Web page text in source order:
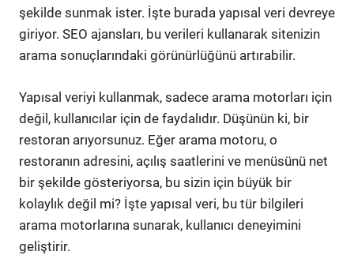
şekilde sunmak ister. İşte burada yapısal veri devreye
giriyor. SEO ajansları, bu verileri kullanarak sitenizin
arama sonuçlarındaki görünürlüğünü artırabilir.
Yapısal veriyi kullanmak, sadece arama motorları için
değil, kullanıcılar için de faydalıdır. Düşünün ki, bir
restoran arıyorsunuz. Eğer arama motoru, o
restoranın adresini, açılış saatlerini ve menüsünü net
bir şekilde gösteriyorsa, bu sizin için büyük bir
kolaylık değil mi? İşte yapısal veri, bu tür bilgileri
arama motorlarına sunarak, kullanıcı deneyimini
geliştirir.